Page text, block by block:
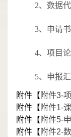
2、数据
3、申请书
4、项目
5、申报
附件【 附件3-
附件【 附件1-
附件【 附件5-
附件【 附件2-